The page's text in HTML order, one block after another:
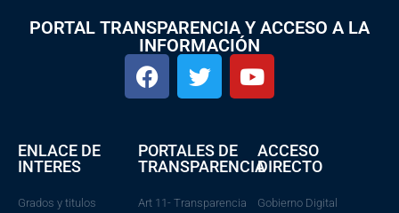
PORTAL TRANSPARENCIA Y ACCESO A LA
INFORMACIÓN
ENLACE DE
INTERES
Grados y titulos
PORTALES DE
TRANSPARENCIA
Art 11- Transparencia
ACCESO
DIRECTO
Gobierno Digital